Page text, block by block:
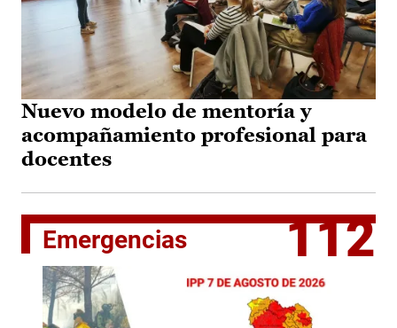
Nuevo modelo de mentoría y
acompañamiento profesional para
docentes
Emergencias 112